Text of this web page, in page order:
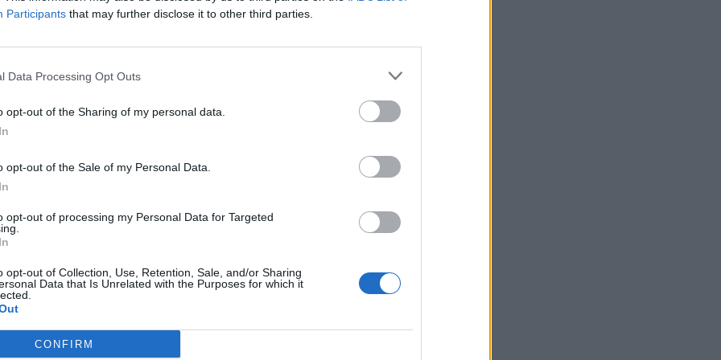
Participants that may further disclose it to other third parties.
Data Processing Opt Outs
opt-out of the Sharing of my personal data.
opt-out of the Sale of my Personal Data.
opt-out of processing my Personal Data for Targeted
opt-out of Collection, Use, Retention, Sale, and/or Sharing
Data that Is Unrelated with the Purposes for which it
CONFIRM
τριών ατόμων στο Ναύπλιο για απόπειρα
να εισέλθουν σε γραφεία τοπικού Οργανισμού με
κλοπή, δίχως όμως να ολοκληρώσουν την πράξη τους
Προσπάθησαν να «σηκώσουν» ΑΤΜ στη Νέα
για το περιστατικό διενεργεί το Τμήμα Ασφαλείας Άργους-
2023 09:26